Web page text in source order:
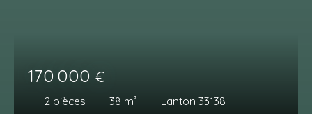
170 000 €
2 pièces 38 m² Lanton 33138